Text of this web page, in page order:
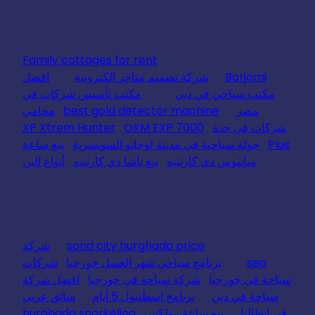
Family cottages for rent
Borjomi
شركة تصميم متاجر الكترونية
افضل
مكتب سياحي في دبي
مكتب تأسيس شركات في
مصر
best gold detector machine
محامي
شركات في جدة
XP Xtrem Hunter OKM EXP 7000
Plus
جولة سياحية في مدينة لوجانو السويسرية
بيع ساعة
سانتوس دي كارتييه
بيع باشا دي كارتييه أنواع البن
sand city hurghada price
شركة
seo
برنامج سياحي شهر العسل جورجيا
شركات
سياحة في جورجيا
شركة سياحة في جورجيا
افضل شركة
سياحة في دبي
برنامج اسطنبول 5 أيام
سائق عربي